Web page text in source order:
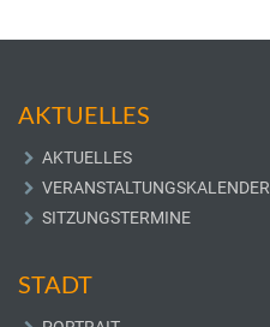
AKTUELLES
AKTUELLES
VERANSTALTUNGSKALENDER
SITZUNGSTERMINE
STADT